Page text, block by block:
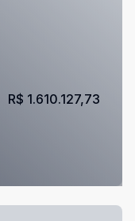
R$ 1.610.127,73